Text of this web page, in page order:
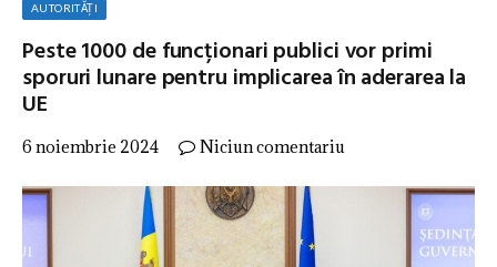
AUTORITĂȚI
Peste 1000 de funcționari publici vor primi
sporuri lunare pentru implicarea în aderarea la
UE
6 noiembrie 2024 Niciun comentariu